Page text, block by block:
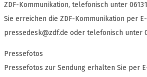
ZDF-Kommunikation, telefonisch unter
Sie erreichen die ZDF-Kommunikation per
pressedesk@zdf.de oder telefonisch unter
Pressefotos
Pressefotos zur Sendung erhalten Sie per